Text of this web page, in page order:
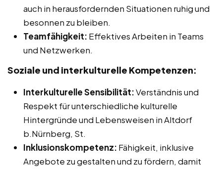
auch in herausfordernden Situationen ruhig und
besonnen zu bleiben.
Teamfähigkeit: Effektives Arbeiten in Teams
und Netzwerken.
Soziale und interkulturelle Kompetenzen:
Interkulturelle Sensibilität:Verständnis und
Respekt für unterschiedliche kulturelle
Hintergründe und Lebensweisen in Altdorf
b.Nürnberg, St.
Inklusionskompetenz: Fähigkeit, inklusive
Angebote zu gestalten und zu fördern, damit